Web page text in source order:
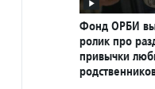
Фонд ОРБИ
ролик про
привычки